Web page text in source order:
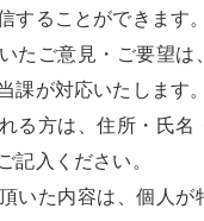
することができます。
たご意見・ご要望は
課が対応いたします。
る方は、住所・氏名
記入ください。
いた内容は、個人が